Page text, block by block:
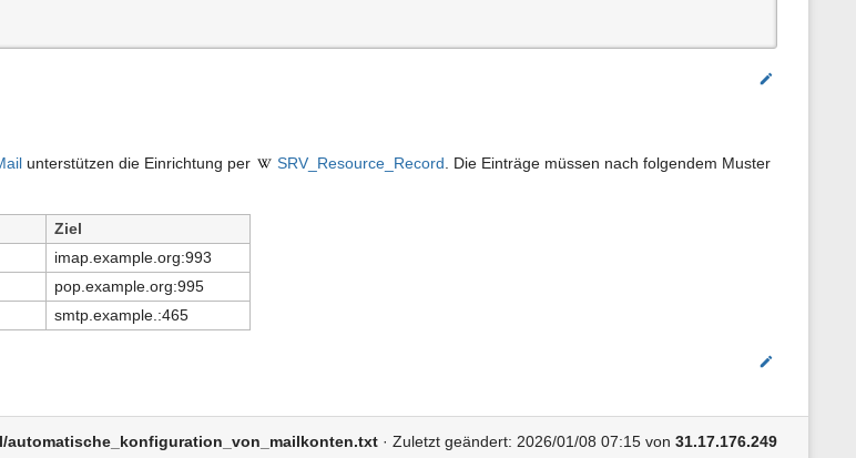
unterstützen die Einrichtung per SRV_Resource_Record. Die Einträge müssen nach folgendem Muster
Ziel
imap.example.org:993
pop.example.org:995
smtp.example.:465
automatische_konfiguration_von_mailkonten.txt · Zuletzt geändert: 2026/01/08 07:15 von31.17.176.249